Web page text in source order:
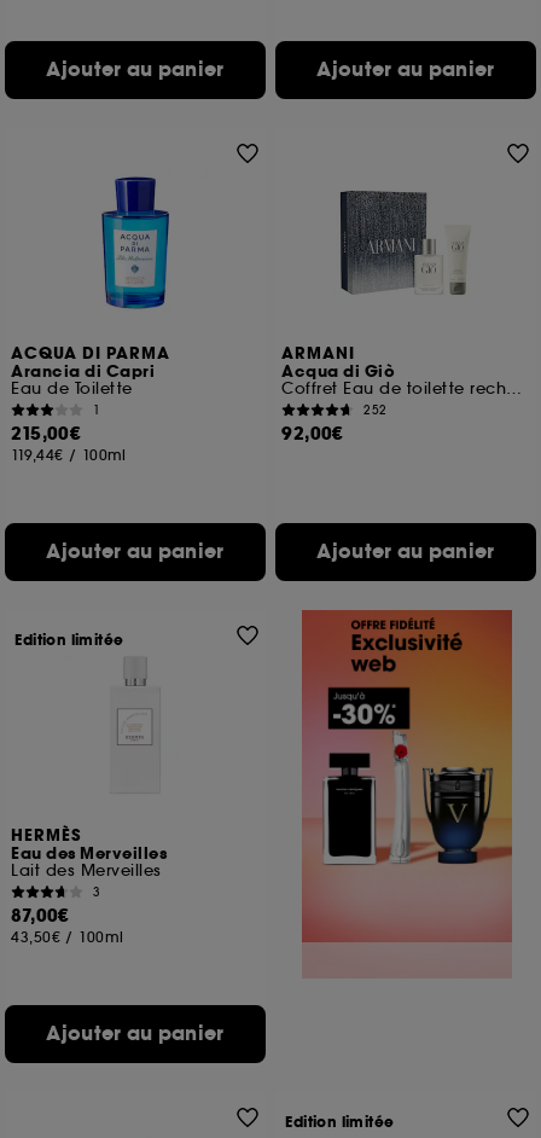
Ajouter au panier Ajouter au panier
ACQUA DI PARMA
Arancia di Capri
Eau de Toilette
1
215,00€
119,44€ / 100ml
Ajouter au panier
ARMANI
Acqua di Giò
Coffret Eau de toilette rechargeable pour homme
252
92,00€
Ajouter au panier
HERMÈS
Eau des Merveilles
Lait des Merveilles
3
87,00€
43,50€ / 100ml
Ajouter au panier
Edition limitée
Edition limitée